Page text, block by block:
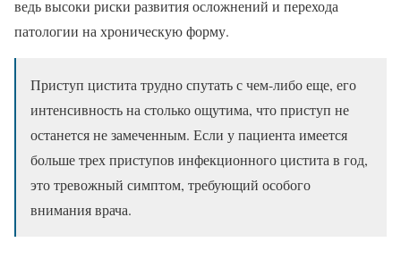
ведь высоки риски развития осложнений и перехода
патологии на хроническую форму.
Приступ цистита трудно спутать с чем-либо еще, его
интенсивность на столько ощутима, что приступ не
останется не замеченным. Если у пациента имеется
больше трех приступов инфекционного цистита в год,
это тревожный симптом, требующий особого
внимания врача.